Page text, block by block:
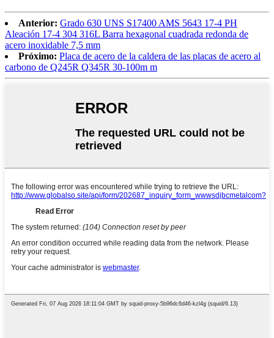
Anterior: Grado 630 UNS S17400 AMS 5643 17-4 PH
Aleación 17-4 304 316L Barra hexagonal cuadrada redonda de
acero inoxidable 7,5 mm
Próximo: Placa de acero de la caldera de las placas de acero al
carbono de Q245R Q345R 30-100m m